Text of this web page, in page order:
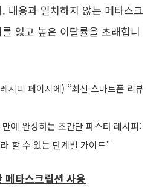
내용과 일치하지 않는 메타스크
잃고 높은 이탈률을 초래합니
시피 페이지에) “최신 스마트폰 리뷰
에 완성하는 초간단 파스타 레시피:
할 수 있는 단계별 가이드”
메타스크립션 사용